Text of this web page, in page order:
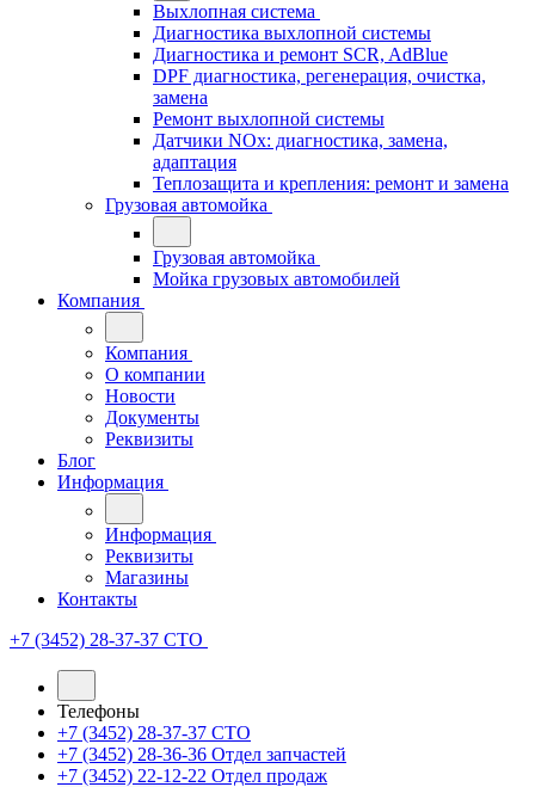
Выхлопная система
Диагностика выхлопной системы
Диагностика и ремонт SCR, AdBlue
DPF диагностика, регенерация, очистка,
замена
Ремонт выхлопной системы
Датчики NOx: диагностика, замена,
адаптация
Теплозащита и крепления: ремонт и замена
Грузовая автомойка
Грузовая автомойка
Мойка грузовых автомобилей
Компания
Компания
О компании
Новости
Документы
Реквизиты
Блог
Информация
Информация
Реквизиты
Магазины
Контакты
+7 (3452) 28-37-37 СТО
Телефоны
+7 (3452) 28-37-37 СТО
+7 (3452) 28-36-36 Отдел запчастей
+7 (3452) 22-12-22 Отдел продаж